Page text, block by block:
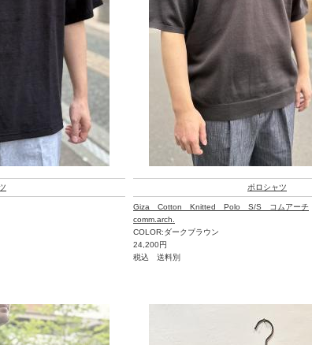
ポロシャツ
Giza Cotton Knitted Polo S/S コムアーチ
comm.arch.
COLOR:ダークブラウン
24,200円
税込 送料別